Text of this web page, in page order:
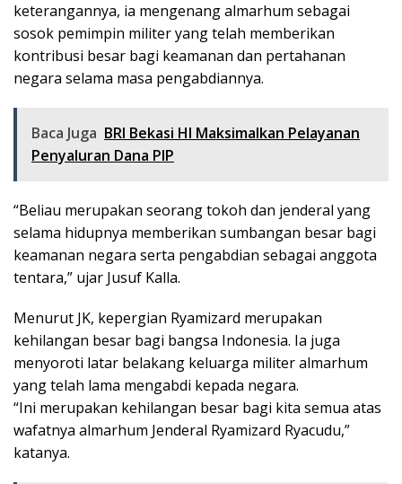
keterangannya, ia mengenang almarhum sebagai
sosok pemimpin militer yang telah memberikan
kontribusi besar bagi keamanan dan pertahanan
negara selama masa pengabdiannya.
Baca Juga BRI Bekasi HI Maksimalkan Pelayanan
Penyaluran Dana PIP
“Beliau merupakan seorang tokoh dan jenderal yang
selama hidupnya memberikan sumbangan besar bagi
keamanan negara serta pengabdian sebagai anggota
tentara,” ujar Jusuf Kalla.
Menurut JK, kepergian Ryamizard merupakan
kehilangan besar bagi bangsa Indonesia. Ia juga
menyoroti latar belakang keluarga militer almarhum
yang telah lama mengabdi kepada negara.
“Ini merupakan kehilangan besar bagi kita semua atas
wafatnya almarhum Jenderal Ryamizard Ryacudu,”
katanya.